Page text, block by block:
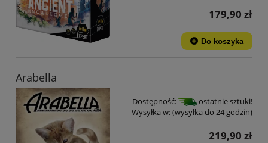
179,90 zł
Do koszyka
Arabella
Dostępność:
ostatnie sztuki!
Wysyłka w:(wysyłka do 24 godzin)
219,90 zł